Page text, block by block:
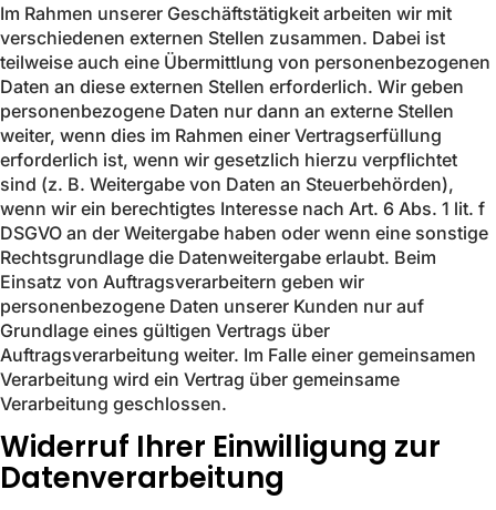
Im Rahmen unserer Geschäftstätigkeit arbeiten wir mit
verschiedenen externen Stellen zusammen. Dabei ist
teilweise auch eine Übermittlung von personenbezogenen
Daten an diese externen Stellen erforderlich. Wir geben
personenbezogene Daten nur dann an externe Stellen
weiter, wenn dies im Rahmen einer Vertragserfüllung
erforderlich ist, wenn wir gesetzlich hierzu verpflichtet
sind (z. B. Weitergabe von Daten an Steuerbehörden),
wenn wir ein berechtigtes Interesse nach Art. 6 Abs. 1 lit. f
DSGVO an der Weitergabe haben oder wenn eine sonstige
Rechtsgrundlage die Datenweitergabe erlaubt. Beim
Einsatz von Auftragsverarbeitern geben wir
personenbezogene Daten unserer Kunden nur auf
Grundlage eines gültigen Vertrags über
Auftragsverarbeitung weiter. Im Falle einer gemeinsamen
Verarbeitung wird ein Vertrag über gemeinsame
Verarbeitung geschlossen.
Widerruf Ihrer Einwilligung zur
Datenverarbeitung